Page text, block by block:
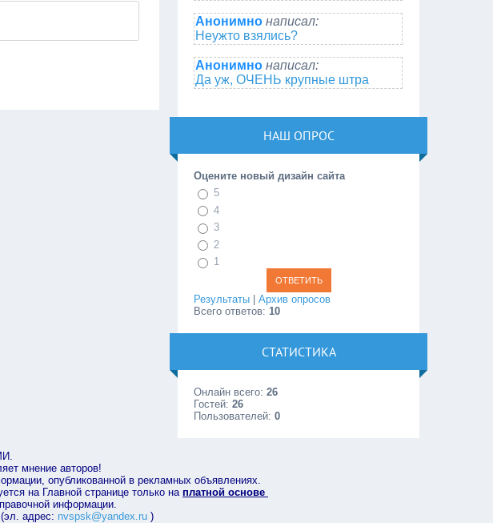
Анонимно написал:
Неужто взялись?
Анонимно написал:
Да уж, ОЧЕНЬ крупные штра
НАШ ОПРОС
Оцените новый дизайн сайта
5
4
3
2
1
Результаты |Архив опросов
Всего ответов: 10
СТАТИСТИКА
Онлайн всего:26
Гостей:26
Пользователей:0
мнение авторов!
опубликованной в рекламных объявлениях.
на Главной странице только на платной основе
информации.
адрес: nvspsk@yandex.ru)